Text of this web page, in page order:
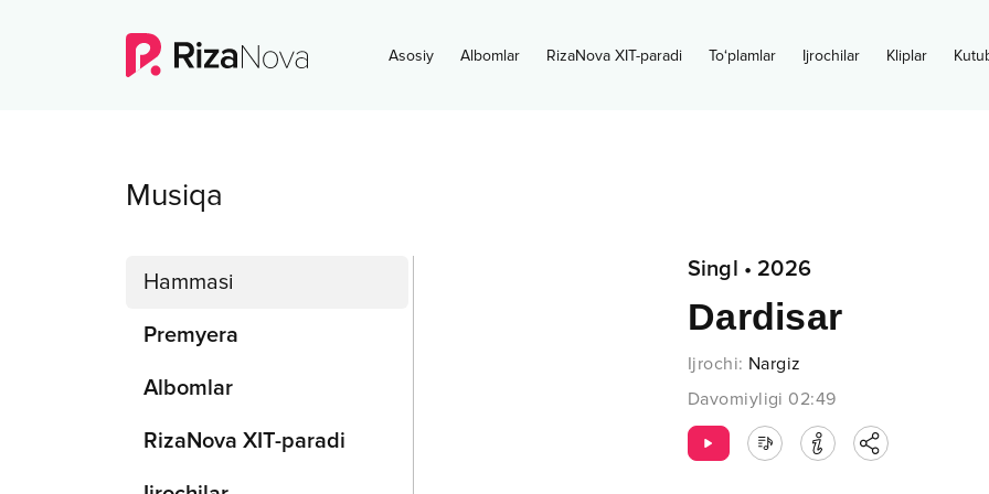
Asosiy Albomlar RizaNova XIT-paradi To‘plamlar Ijrochilar Kliplar
Musiqa
Hammasi
Premyera
Albomlar
RizaNova XIT-paradi
Singl • 2026
Dardisar
Ijrochi: Nargiz
Davomiyligi 02:49